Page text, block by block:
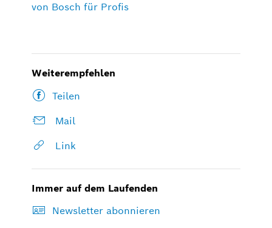
von Bosch für Profis
Weiterempfehlen
Teilen
Mail
Link
Immer auf dem Laufenden
Newsletter abonnieren